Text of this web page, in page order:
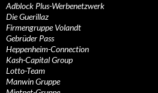
Adblock Plus-Werbenetzwerk
Die Guerillaz
Firmengruppe Volandt
Gebrüder Pass
Heppenheim-Connection
Kash-Capital Group
Lotto-Team
Manwin Gruppe